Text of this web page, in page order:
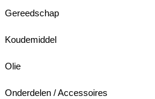
Gereedschap
Koudemiddel
Olie
Onderdelen / Accessoires